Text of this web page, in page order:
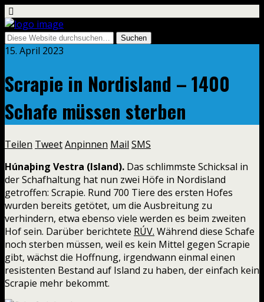
15. April 2023
Scrapie in Nordisland – 1400
Schafe müssen sterben
Teilen TweetAnpinnen Mail SMS
Húnaþing Vestra (Island). Das schlimmste Schicksal in
der Schafhaltung hat nun zwei Höfe in Nordisland
getroffen: Scrapie. Rund 700 Tiere des ersten Hofes
wurden bereits getötet, um die Ausbreitung zu
verhindern, etwa ebenso viele werden es beim zweiten
Hof sein. Darüber berichtete RÚV. Während diese Schafe
noch sterben müssen, weil es kein Mittel gegen Scrapie
gibt, wächst die Hoffnung, irgendwann einmal einen
resistenten Bestand auf Island zu haben, der einfach kein
Scrapie mehr bekommt.